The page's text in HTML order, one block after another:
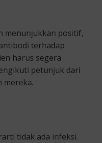
menunjukkan positif,
terhadap
harus segera
petunjuk dari
mereka.
tidak ada infeksi.